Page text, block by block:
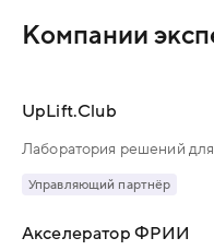
Компании
UpLift.Club
Лаборатория решений для
Управляющий партнёр
Акселератор ФРИИ